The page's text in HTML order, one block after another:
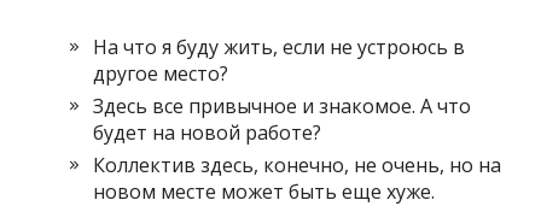
На что я буду жить, если не устроюсь в
другое место?
Здесь все привычное и знакомое. А что
будет на новой работе?
Коллектив здесь, конечно, не очень, но на
новом месте может быть еще хуже.